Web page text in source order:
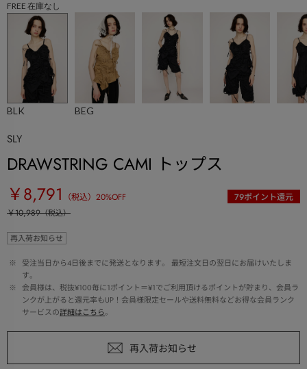
FREE 在庫なし
BLK BEG
SLY
DRAWSTRING CAMI トップス
￥8,791
（税込） 20%OFF 79ポイント還元
￥10,989（税込）
再入荷お知らせ
※
受注当日から4日後までに発送となります。 最短注文日の翌日にお届けいたしま
す。
※
会員様は、税抜¥100毎に1ポイント＝¥1でご利用頂けるポイントが貯まり、会員ラ
ンクが上がると還元率もUP！会員様限定セールや送料無料などお得な会員ランク
サービスの詳細はこちら。